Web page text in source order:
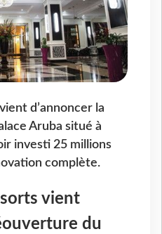
d’annoncer la
Aruba situé à
investi 25 millions
complète.
vient
du